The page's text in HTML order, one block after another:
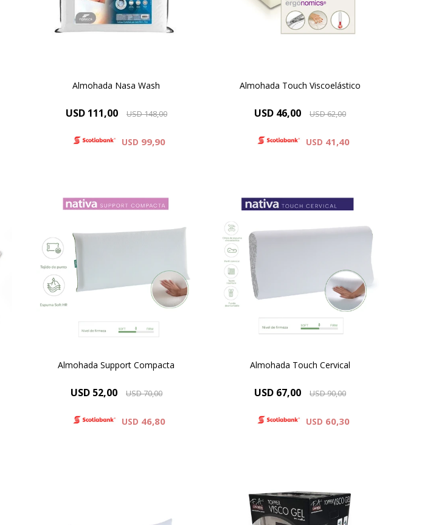
Almohada Nasa Wash
USD 111,00 USD148,00
USD 99,90
previniendo dolores en la zona del
cuello y la espalda.
Almohada Touch Viscoelástico
USD 46,00 USD62,00
USD 41,40
Elaborada en espumas soft de
calidad superior, se convierte en
una almohada que brinda una
perfecta adaptación
Almohada Support Compacta
USD 52,00 USD70,00
USD 46,80
El placer de un buen descanso!
Un diseño exclusivo para una
postura correcta y una mejor
sensación de descanso
inmejorable.
Almohada Touch Cervical
USD 67,00 USD90,00
USD 60,30